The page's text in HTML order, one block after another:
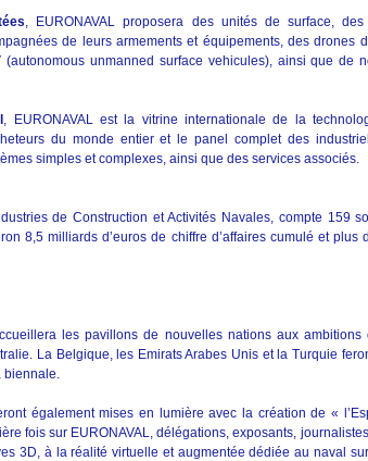
, EURONAVAL proposera des unités de surface, des
de leurs armements et équipements, des drones
(autonomous unmanned surface vehicules), ainsi que de
, EURONAVAL est la vitrine internationale de la
du monde entier et le panel complet des
simples et complexes, ainsi que des services associés.
de Construction et Activités Navales, compte 159
8,5 milliards d’euros de chiffre d’affaires cumulé et plus
les pavillons de nouvelles nations aux ambitions
La Belgique, les Emirats Arabes Unis et la Turquie
biennale.
également mises en lumière avec la création de «
fois sur EURONAVAL, délégations, exposants,
3D, à la réalité virtuelle et augmentée dédiée au naval